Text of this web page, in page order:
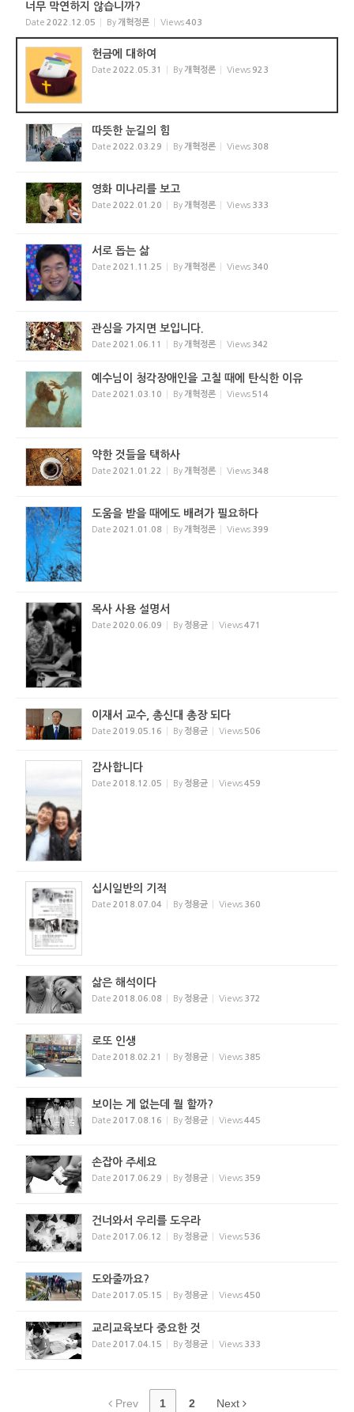
너무 막연하지 않습니까?
Date 2022.12.05 By 개혁정론 Views403
헌금에 대하여
Date 2022.05.31 By 개혁정론 Views 923
따뜻한 눈길의 힘
Date 2022.03.29 By 개혁정론 Views 308
영화 미나리를 보고
Date 2022.01.20 By 개혁정론 Views 333
서로 돕는 삶
Date 2021.11.25 By 개혁정론 Views 340
관심을 가지면 보입니다.
Date 2021.06.11 By 개혁정론 Views 342
예수님이 청각장애인을 고칠 때에 탄식한 이유
Date 2021.03.10 By 개혁정론 Views 514
약한 것들을 택하사
Date 2021.01.22 By 개혁정론 Views 348
도움을 받을 때에도 배려가 필요하다
Date 2021.01.08 By 개혁정론 Views 399
목사 사용 설명서
Date 2020.06.09 By 정용균 Views471
이재서 교수, 총신대 총장 되다
Date 2019.05.16 By 정용균 Views 506
감사합니다
Date 2018.12.05 By 정용균 Views459
십시일반의 기적
Date 2018.07.04 By 정용균 Views 360
삶은 해석이다
Date 2018.06.08 By 정용균 Views 372
로또 인생
Date 2018.02.21 By 정용균 Views 385
보이는 게 없는데 뭘 할까?
Date 2017.08.16 By 정용균 Views445
손잡아 주세요
Date 2017.06.29 By 정용균 Views 359
건너와서 우리를 도우라
Date 2017.06.12 By 정용균 Views 536
도와줄까요?
Date 2017.05.15 By 정용균 Views450
교리교육보다 중요한 것
Date 2017.04.15 By 정용균 Views 333
Prev 1 2 Next